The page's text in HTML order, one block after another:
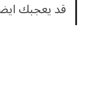
قد يعجبك